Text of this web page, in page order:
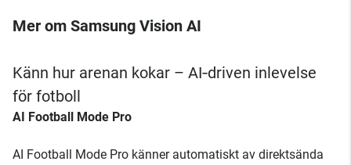
Mer om Samsung Vision AI
Känn hur arenan kokar – AI‑driven inlevelse
för fotboll
AI Football Mode Pro
AI Football Mode Pro känner automatiskt av direktsända